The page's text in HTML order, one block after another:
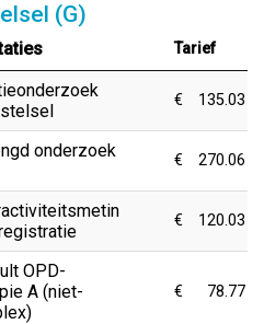
(G)
Tarief
€ 135.03
onderzoek
€ 270.06
€ 120.03
OPD-
A (niet-
€ 78.77